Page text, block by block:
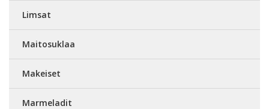
Limsat
Maitosuklaa
Makeiset
Marmeladit